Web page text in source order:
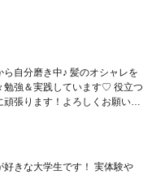
自分磨き中♪ 髪のオシャレを
勉強＆実践しています♡ 役立つ
張ります！よろしくお願いし
きな大学生です！ 実体験や